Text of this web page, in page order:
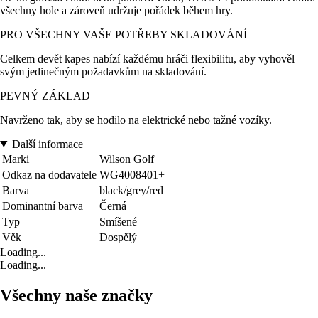
všechny hole a zároveň udržuje pořádek během hry.
PRO VŠECHNY VAŠE POTŘEBY SKLADOVÁNÍ
Celkem devět kapes nabízí každému hráči flexibilitu, aby vyhověl
svým jedinečným požadavkům na skladování.
PEVNÝ ZÁKLAD
Navrženo tak, aby se hodilo na elektrické nebo tažné vozíky.
Další informace
Marki
Wilson Golf
Odkaz na dodavatele WG4008401+
Barva
black/grey/red
Dominantní barva
Černá
Typ
Smíšené
Věk
Dospělý
Loading...
Loading...
Všechny naše značky